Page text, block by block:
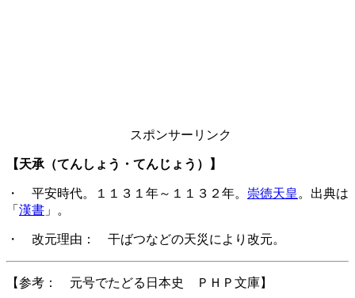
スポンサーリンク
【天承（てんしょう・てんじょう）】
・ 平安時代。１１３１年～１１３２年。 崇徳天皇 。出典は
「 漢書 」。
・ 改元理由： 干ばつなどの天災により改元。
【参考： 元号でたどる日本史 ＰＨＰ文庫】